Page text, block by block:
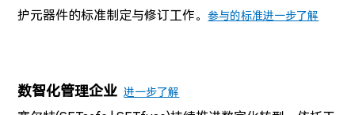
护元器件的标准制定与修订工作。参与的标准进一步了解
数智化管理企业 进一步了解